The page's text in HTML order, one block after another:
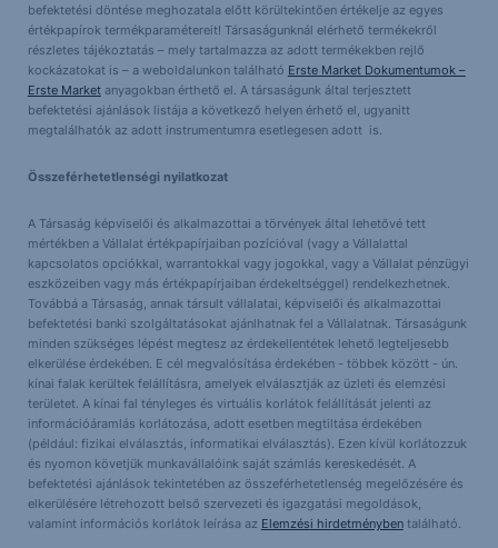
befektetési döntése meghozatala előtt körültekintően értékelje az egyes
értékpapírok termékparamétereit! Társaságunknál elérhető termékekről
részletes tájékoztatás – mely tartalmazza az adott termékekben rejlő
kockázatokat is – a weboldalunkon található Erste Market Dokumentumok –
Erste Marketanyagokban érthető el. A társaságunk által terjesztett
befektetési ajánlások listája a következő helyen érhető el, ugyanitt
megtalálhatók az adott instrumentumra esetlegesen adott is.
Összeférhetetlenségi nyilatkozat
A Társaság képviselői és alkalmazottai a törvények által lehetővé tett
mértékben a Vállalat értékpapírjaiban pozícióval (vagy a Vállalattal
kapcsolatos opciókkal, warrantokkal vagy jogokkal, vagy a Vállalat pénzügyi
eszközeiben vagy más értékpapírjaiban érdekeltséggel) rendelkezhetnek.
Továbbá a Társaság, annak társult vállalatai, képviselői és alkalmazottai
befektetési banki szolgáltatásokat ajánlhatnak fel a Vállalatnak. Társaságunk
minden szükséges lépést megtesz az érdekellentétek lehető legteljesebb
elkerülése érdekében. E cél megvalósítása érdekében - többek között - ún.
kínai falak kerültek felállításra, amelyek elválasztják az üzleti és elemzési
területet. A kínai fal tényleges és virtuális korlátok felállítását jelenti az
információáramlás korlátozása, adott esetben megtiltása érdekében
(például: fizikai elválasztás, informatikai elválasztás). Ezen kívül korlátozzuk
és nyomon követjük munkavállalóink saját számlás kereskedését. A
befektetési ajánlások tekintetében az összeférhetetlenség megelőzésére és
elkerülésére létrehozott belső szervezeti és igazgatási megoldások,
valamint információs korlátok leírása az Elemzési hirdetménybentalálható.